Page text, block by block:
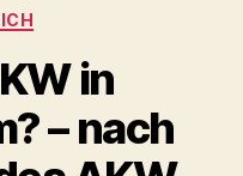
in
– nach